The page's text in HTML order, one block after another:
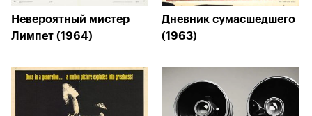
Невероятный мистер
Лимпет (1964)
Дневник сумасшедшего
(1963)